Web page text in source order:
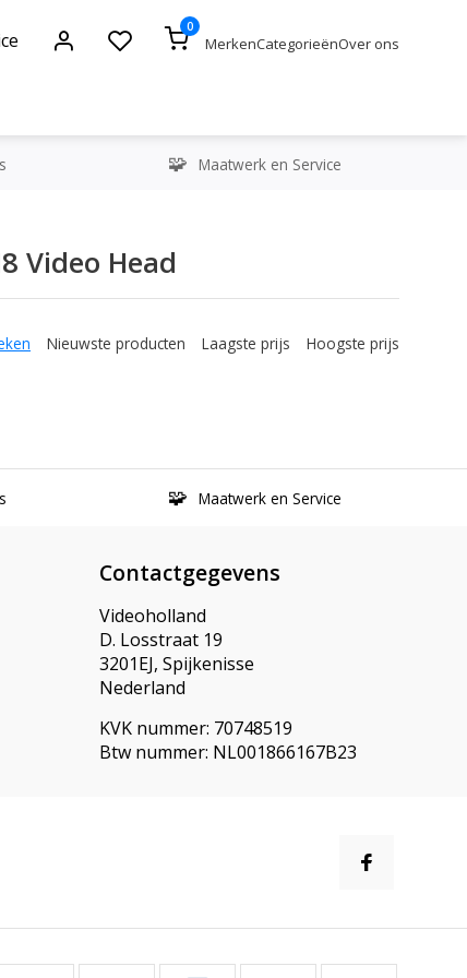
0
MerkenCategorieënOver ons
Maatwerk en Service
Video Head
Nieuwste producten Laagste prijs Hoogste prijs
Maatwerk en Service
Contactgegevens
Videoholland
D. Losstraat 19
3201EJ, Spijkenisse
Nederland
KVK nummer: 70748519
Btw nummer: NL001866167B23